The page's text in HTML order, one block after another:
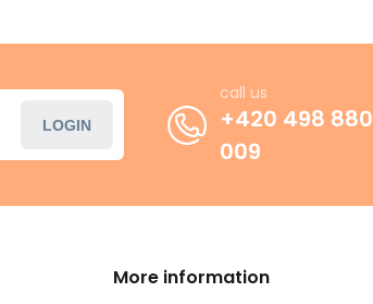
LOGIN
call us
+420 498 880
009
More information